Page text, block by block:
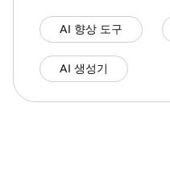
AI 향상 도구
AI 생성기